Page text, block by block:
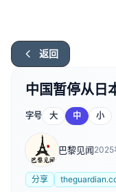
返回
中国暂停从日
字号 大 中 小
巴黎见闻2025
分享